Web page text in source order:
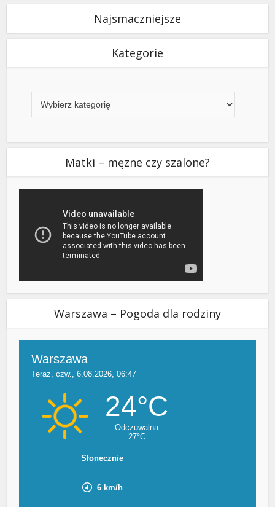
Najsmaczniejsze
Kategorie
Matki – męzne czy szalone?
Warszawa – Pogoda dla rodziny